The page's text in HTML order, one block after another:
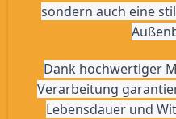
sondern auch eine
Dank hochwertiger
Verarbeitung
Lebensdauer und